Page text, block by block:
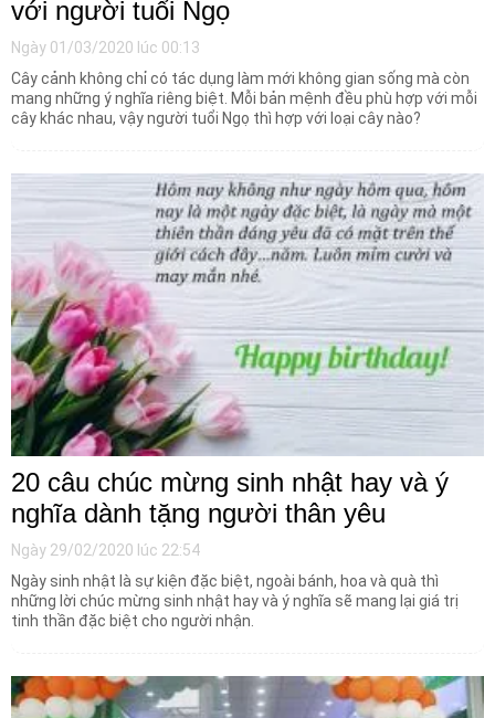
với người tuổi Ngọ
Ngày 01/03/2020 lúc 00:13
Cây cảnh không chỉ có tác dụng làm mới không gian sống mà còn
mang những ý nghĩa riêng biệt. Mỗi bản mệnh đều phù hợp với mỗi
cây khác nhau, vậy người tuổi Ngọ thì hợp với loại cây nào?
20 câu chúc mừng sinh nhật hay và ý
nghĩa dành tặng người thân yêu
Ngày 29/02/2020 lúc 22:54
Ngày sinh nhật là sự kiện đặc biệt, ngoài bánh, hoa và quà thì
những lời chúc mừng sinh nhật hay và ý nghĩa sẽ mang lại giá trị
tinh thần đặc biệt cho người nhận.